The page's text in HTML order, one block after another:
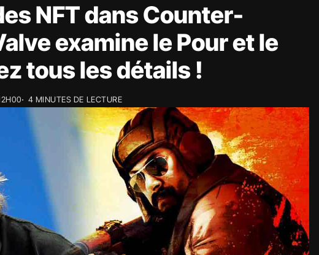
NFT dans Counter-
examine le Pour et le
tous les détails !
4 MINUTES DE LECTURE